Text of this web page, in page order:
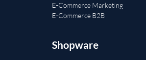
E-Commerce Marketing
E-Commerce B2B
Shopware